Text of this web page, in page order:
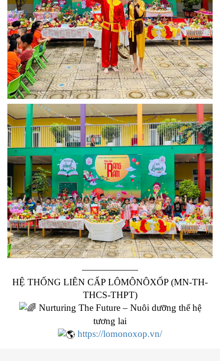
——————
HỆ THỐNG LIÊN CẤP LÔMÔNÔXỐP (MN-TH-
THCS-THPT)
Nurturing The Future – Nuôi dưỡng thế hệ
tương lai
https://lomonoxop.vn/